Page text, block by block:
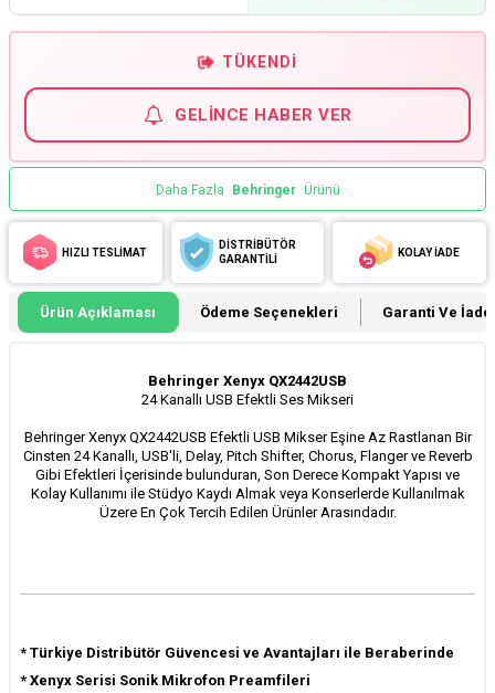
TÜKENDI
GELINCE HABER VER
Daha Fazla Behringer Ürünü
HIZLI TESLİMAT
DİSTRİBÜTÖR
GARANTİLİ
KOLAY İADE
Ürün Açıklaması Ödeme Seçenekleri Garanti Ve İade
Behringer Xenyx QX2442USB
24 Kanallı USB Efektli Ses Mikseri
Behringer Xenyx QX2442USB Efektli USB Mikser Eşine Az Rastlanan Bir
Cinsten 24 Kanallı, USB'li, Delay, Pitch Shifter, Chorus, Flanger ve Reverb
Gibi Efektleri İçerisinde bulunduran , Son Derece Kompakt Yapısı ve
Kolay Kullanımı ile Stüdyo Kaydı Almak veya Konserlerde Kullanılmak
Üzere En Çok Tercih Edilen Ürünler Arasındadır.
* Türkiye Distribütör Güvencesi ve Avantajları ile Beraberinde
* Xenyx Serisi Sonik Mikrofon Preamfileri